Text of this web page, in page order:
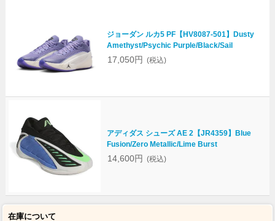
ジョーダン ルカ5 PF【HV8087-501】Dusty
Amethyst/Psychic Purple/Black/Sail
17,050円 (税込)
アディダス シューズ AE 2【JR4359】Blue
Fusion/Zero Metallic/Lime Burst
14,600円 (税込)
在庫について